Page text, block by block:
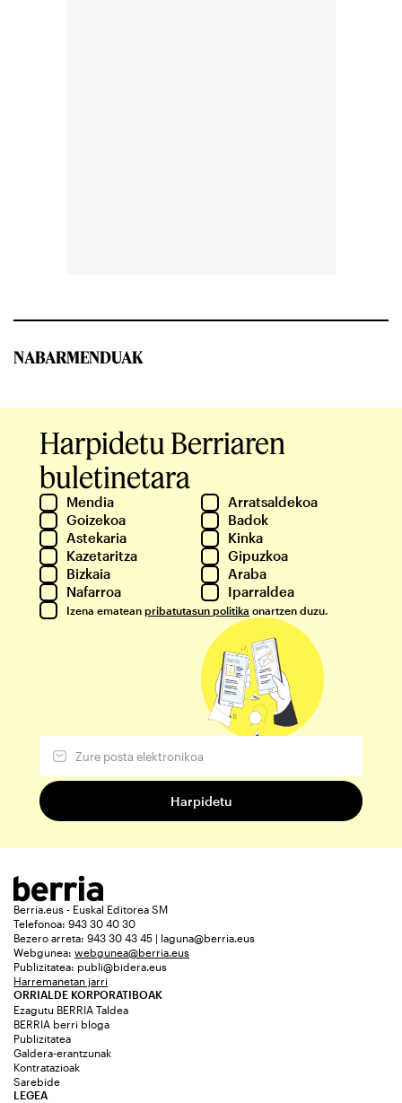
NABARMENDUAK
Harpidetu Berriaren
buletinetara
Mendia
Arratsaldekoa
Goizekoa
Badok
Astekaria
Kinka
Kazetaritza
Gipuzkoa
Bizkaia
Araba
Nafarroa
Iparraldea
Izena ematean pribatutasun politika onartzen duzu.
Berria.eus - Euskal Editorea SM
Telefonoa: 943 30 40 30
Bezero arreta: 943 30 43 45 | laguna@berria.eus
Webgunea: webgunea@berria.eus
Publizitatea: publi@bidera.eus
Harremanetan jarri
ORRIALDE KORPORATIBOAK
Ezagutu BERRIA Taldea
BERRIA berri bloga
Publizitatea
Galdera-erantzunak
Kontratazioak
Sarebide
LEGEA